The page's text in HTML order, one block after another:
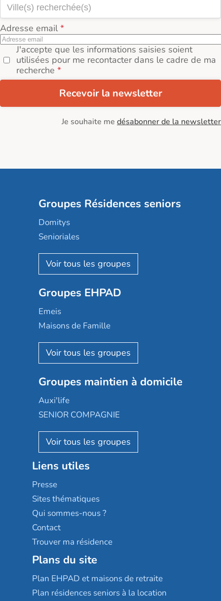
Adresse email
J'accepte que les informations saisies soient
utilisées pour me recontacter dans le cadre de ma
recherche
Recevoir la newsletter
Je souhaite me désabonner de la newsletter
Groupes Résidences seniors
Domitys
Senioriales
Nohée
Les Résidentiels
Mobicap
Domusvi
Happy Senior
Aquarelia
Nexity edenea
Les jardins d'Arcadie
Occitalia
Appartseniors
Reseda
Stella management
Les villages d'or
Sérénys
Résidences services Villa Médicis
Groupes EHPAD
Emeis
Maisons de Famille
Korian
Emera
Groupe SOS
Le Noble Âge
Almage
Résidalya
Groupe aplus
Groupes maintien à domicile
Auxi'life
SENIOR COMPAGNIE
AGE D'OR Services
Liens utiles
Presse
Sites thématiques
Qui sommes-nous ?
Contact
Trouver ma résidence
Plans du site
Plan EHPAD et maisons de retraite
Plan résidences seniors à la location